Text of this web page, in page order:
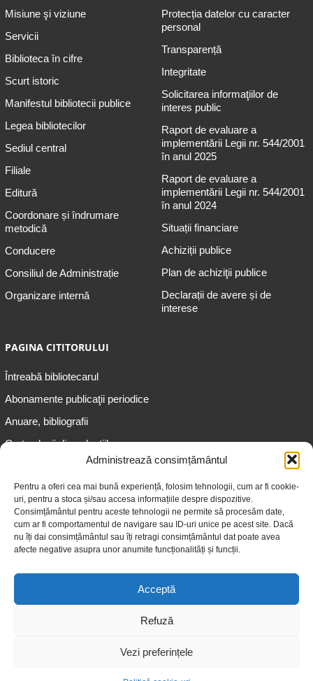
Administrează consimțământul
Pentru a oferi cea mai bună experiență, folosim tehnologii, cum ar fi cookie-
uri, pentru a stoca și/sau accesa informațiile despre dispozitive.
Consimțământul pentru aceste tehnologii ne permite să procesăm date,
cum ar fi comportamentul de navigare sau ID-uri unice pe acest site. Dacă
nu îți dai consimțământul sau îți retragi consimțământul dat poate avea
afecte negative asupra unor anumite funcționalități și funcții.
Acceptă
Refuză
Vezi preferințele
Misiune şi viziune
Servicii
Biblioteca în cifre
Scurt istoric
Manifestul bibliotecii publice
Legea bibliotecilor
Sediul central
Filiale
Editură
Coordonare și îndrumare
metodică
Conducere
Consiliul de Administrație
Organizare internă
Protecția datelor cu caracter
personal
Transparență
Integritate
Solicitarea informaţiilor de
interes public
Raport de evaluare a
implementării Legii nr. 544/2001
în anul 2025
Raport de evaluare a
implementării Legii nr. 544/2001
în anul 2024
Situații financiare
Achiziții publice
Plan de achiziţii publice
Declarații de avere și de
interese
PAGINA CITITORULUI
Întreabă bibliotecarul
Abonamente publicaţii periodice
Anuare, bibliografii
Cartea lunii din colecțiile
Informații pentru adolescenți
Informații pentru adulți
Informații pentru seniori
© 2026 Biblioteca Judeţeană „Gheorghe Asachi” Iaşi